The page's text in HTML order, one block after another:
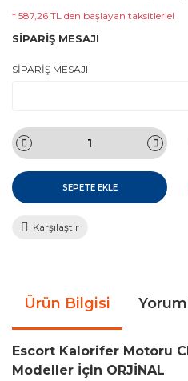
* 587,26 TL den başlayan taksitlerle!
SİPARİŞ MESAJI
SİPARİŞ MESAJI
SEPETE EKLE
Karşılaştır
Ürün Bilgisi
Escort Kalorifer Motoru
Modeller İçin ORJİNAL